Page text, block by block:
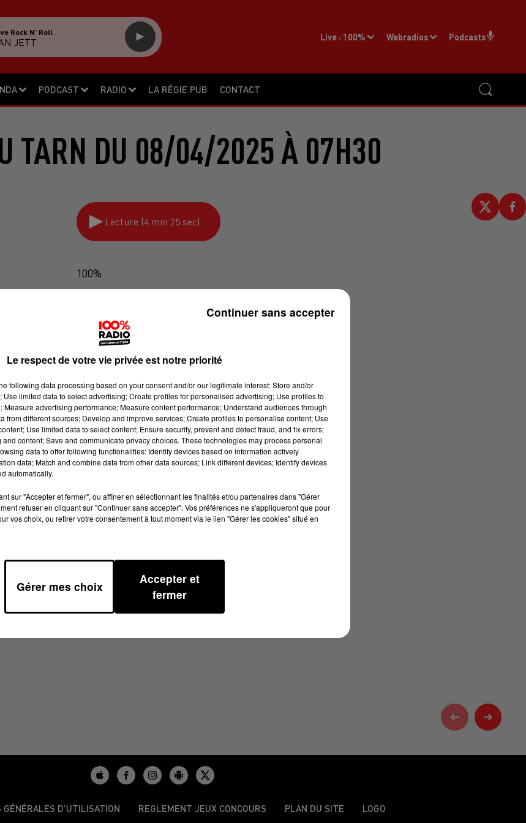
PODCAST RADIO LA RÉGIE PUB CONTACT
Live : 100% Webradios Podcasts
Rock N' Roll
JETT
TARN DU 08/04/2025 À 07H30
Lecture (4 min 25 sec)
100%
GÉNÉRALES D’UTILISATION REGLEMENT JEUX CONCOURS PLAN DU SITE LOGO
Le respect de votre vie privée est notre priorité
following data processing based on your consent and/or our legitimate interest: Store and/or
limited data to select advertising; Create profiles for personalised advertising; Use profiles to
advertising performance; Measure content performance; Understand audiences through
from different sources; Develop and improve services; Create profiles to personalise content; Use
Use limited data to select content; Ensure security, prevent and detect fraud, and fix errors;
content; Save and communicate privacy choices. These technologies may process personal
data to offer following functionalities: Identify devices based on information actively
data; Match and combine data from other data sources; Link different devices; Identify devices
automatically.
sur "Accepter et fermer", ou affiner en sélectionnant les finalités et/ou partenaires dans "Gérer
refuser en cliquant sur "Continuer sans accepter". Vos préférences ne s'appliqueront que pour
vos choix, ou retirer votre consentement à tout moment via le lien "Gérer les cookies" situé en
Gérer mes choix
Accepter et
fermer
Continuer sans accepter